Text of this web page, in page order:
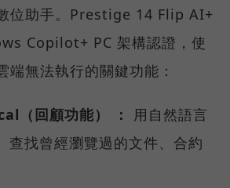
位助手。Prestige 14 Flip AI+
Copilot+ PC 架構認證，使
端無法執行的關鍵功能：
（回顧功能） ：
用自然語言
查找曾經瀏覽過的文件、合約